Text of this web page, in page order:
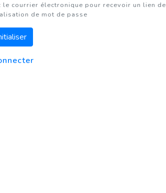
le courrier électronique pour recevoir un lien de
de mot de passe